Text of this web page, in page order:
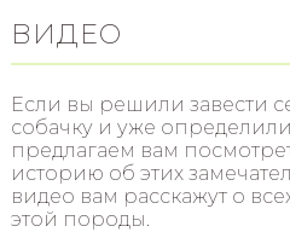
ВИДЕО
Если вы решили завести
собачку и уже
предлагаем вам
историю об этих
видео вам расскажут о
этой породы.